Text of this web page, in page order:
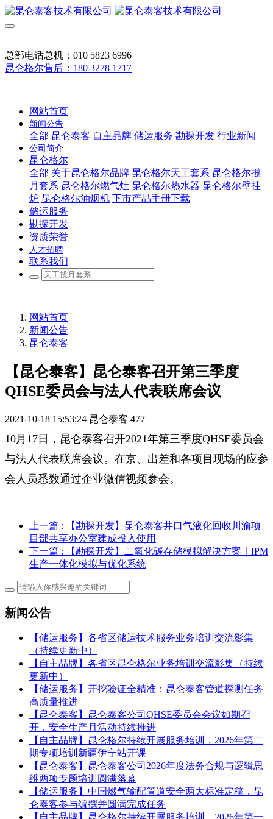
总部电话总机：010 5823 6996
昆仑格尔售后：180 3278 1717
网站首页
新闻公告
全部 昆仑泰客 自主品牌 储运服务 勘探开发 行业新闻
公司简介
昆仑格尔
全部 关于昆仑格尔品牌 昆仑格尔天工套系 昆仑格尔揽
月套系 昆仑格尔燃气灶 昆仑格尔热水器 昆仑格尔壁挂
炉 昆仑格尔油烟机 下市产品手册下载
储运服务
勘探开发
资质荣誉
人才招聘
联系我们
网站首页
新闻公告
昆仑泰客
【昆仑泰客】昆仑泰客召开第三季度
QHSE委员会与法人代表联席会议
2021-10-18 15:53:24 昆仑泰客 477
10月17日，昆仑泰客召开2021年第三季度QHSE委员会
与法人代表联席会议。在京、出差和各项目现场的应参
会人员悉数通过企业微信视频参会。
上一篇 : 【勘探开发】昆仑泰客井口气液化回收川渝项
目部共享办公室建成投入使用
下一篇 : 【勘探开发】二氧化碳存储模拟解决方案｜IPM
生产一体化模拟与优化系统
新闻公告
【储运服务】各省区储运技术服务业务培训交流影集
（持续更新中）
【自主品牌】各省区昆仑格尔业务培训交流影集（持续
更新中）
【储运服务】开挖验证全精准：昆仑泰客管道探测任务
高质量推进
【昆仑泰客】昆仑泰客公司QHSE委员会会议如期召
开，安全生产月活动持续推进
【自主品牌】昆仑格尔持续开展服务培训，2026年第二
期专项培训新疆伊宁站开课
【昆仑泰客】昆仑泰客公司2026年度法务合规与逻辑思
维两项专题培训圆满落幕
【储运服务】中国燃气输配管道安全两大标准定稿，昆
仑泰客参与编撰并圆满完成任务